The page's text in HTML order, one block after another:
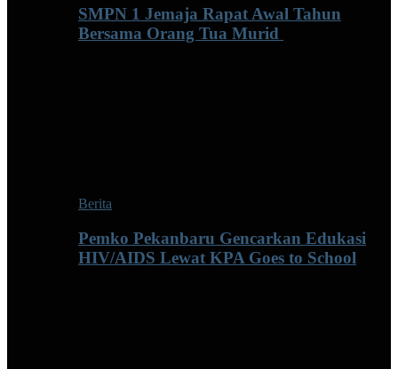
SMPN 1 Jemaja Rapat Awal Tahun
Bersama Orang Tua Murid ‎
Berita
Pemko Pekanbaru Gencarkan Edukasi
HIV/AIDS Lewat KPA Goes to School